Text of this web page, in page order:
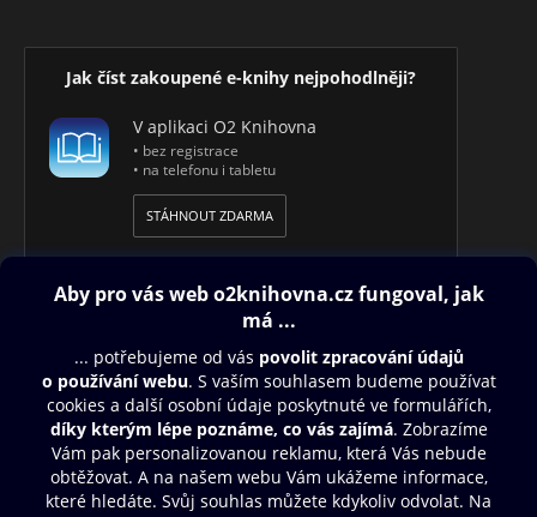
Jak číst zakoupené e-knihy nejpohodlněji?
V aplikaci O2 Knihovna
• bez registrace
• na telefonu i tabletu
STÁHNOUT ZDARMA
Obsah ke stažení
Moje O2 Knihovna
Další zábava